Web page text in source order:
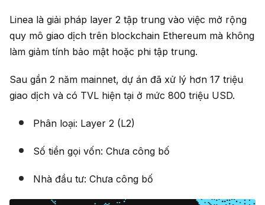
Linea là giải pháp layer 2 tập trung vào việc mở rộng
quy mô giao dịch trên blockchain Ethereum mà không
làm giảm tính bảo mật hoặc phi tập trung.
Sau gần 2 năm mainnet, dự án đã xử lý hơn 17 triệu
giao dịch và có TVL hiện tại ở mức 800 triệu USD.
Phân loại: Layer 2 (L2)
Số tiền gọi vốn: Chưa công bố
Nhà đầu tư: Chưa công bố